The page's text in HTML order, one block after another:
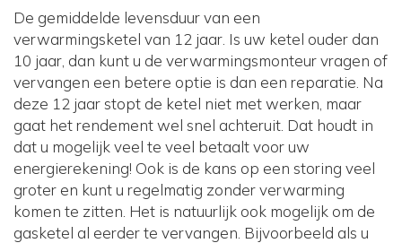
De gemiddelde levensduur van een
verwarmingsketel van 12 jaar. Is uw ketel ouder dan
10 jaar, dan kunt u de verwarmingsmonteur vragen of
vervangen een betere optie is dan een reparatie. Na
deze 12 jaar stopt de ketel niet met werken, maar
gaat het rendement wel snel achteruit. Dat houdt in
dat u mogelijk veel te veel betaalt voor uw
energierekening! Ook is de kans op een storing veel
groter en kunt u regelmatig zonder verwarming
komen te zitten. Het is natuurlijk ook mogelijk om de
gasketel al eerder te vervangen. Bijvoorbeeld als u